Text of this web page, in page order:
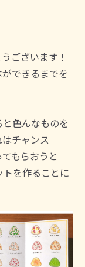
ございます！
できるまでを
色んなものを
チャンス
もらおうと
トを作ることに